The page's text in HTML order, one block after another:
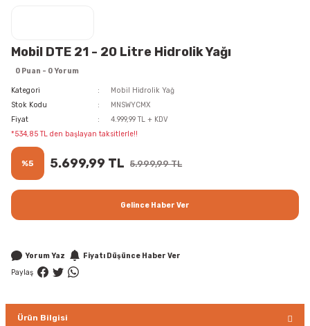
Mobil DTE 21 - 20 Litre Hidrolik Yağı
0 Puan - 0 Yorum
Kategori
Mobil Hidrolik Yağ
Stok Kodu
MNSWYCMX
Fiyat
4.999,99 TL + KDV
*534,85 TL den başlayan taksitlerle!!
%5 5.699,99 TL 5.999,99 TL
Gelince Haber Ver
Yorum Yaz
Fiyatı Düşünce Haber Ver
Paylaş
Ürün Bilgisi